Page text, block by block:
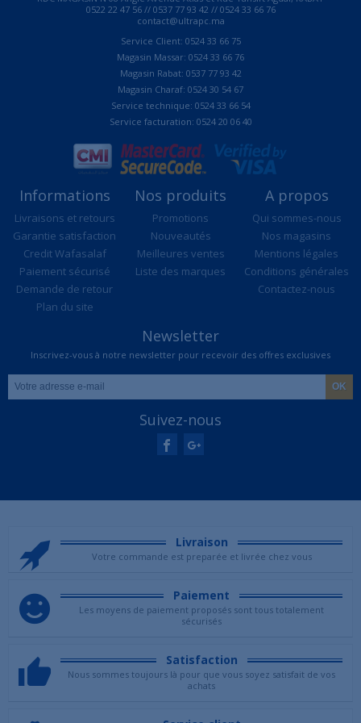
0522 22 47 56 // 0537 77 93 42 // 0524 33 66 76
contact@ultrapc.ma
Service Client: 0524 33 66 75
Magasin Massar: 0524 33 66 76
Magasin Rabat: 0537 77 93 42
Magasin Charaf: 0524 30 54 67
Service technique: 0524 33 66 54
Service facturation: 0524 20 06 40
Informations
Livraisons et retours
Garantie satisfaction
Credit Wafasalaf
Paiement sécurisé
Demande de retour
Plan du site
Nos produits
Promotions
Nouveautés
Meilleures ventes
Liste des marques
A propos
Qui sommes-nous
Nos magasins
Mentions légales
Conditions générales
Contactez-nous
Newsletter
Inscrivez-vous à notre newsletter pour recevoir des offres exclusives
Suivez-nous
Livraison
Votre commande est preparée et livrée chez vous
Paiement
Les moyens de paiement proposés sont tous totalement
sécurisés
Satisfaction
Nous sommes toujours là pour que vous soyez satisfait de vos
achats